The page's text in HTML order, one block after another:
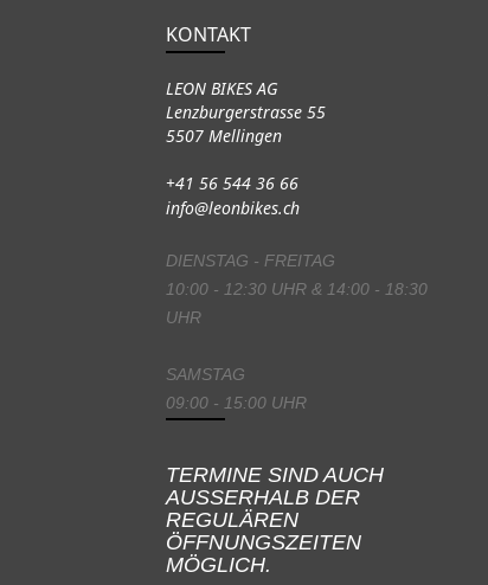
KONTAKT
LEON BIKES AG
Lenzburgerstrasse 55
5507 Mellingen
+41 56 544 36 66
info@leonbikes.ch
DIENSTAG - FREITAG
10:00 - 12:30 UHR & 14:00 - 18:30
UHR
SAMSTAG
09:00 - 15:00 UHR
TERMINE SIND AUCH
AUSSERHALB DER
REGULÄREN
ÖFFNUNGSZEITEN
MÖGLICH.